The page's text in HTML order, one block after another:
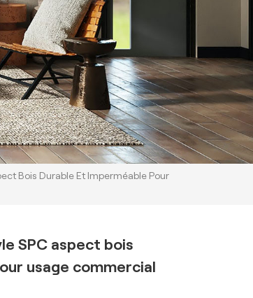
Bois Durable Et Imperméable Pour
SPC aspect bois
usage commercial